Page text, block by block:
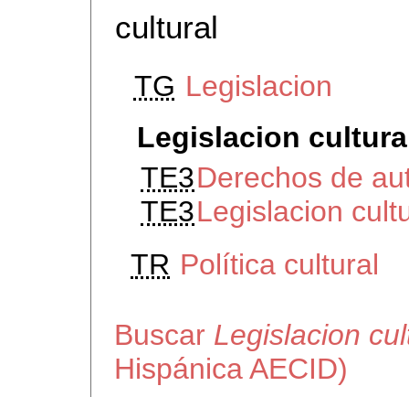
cultural
TG Legislacion
Legislacion
TE3Derechos de
TE3Legislacion
TR Política cultural
Buscar Legislacion
Hispánica AECID)